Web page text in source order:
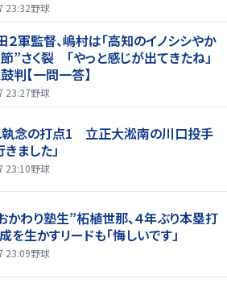
23:32野球
２軍監督、嶋村は「高知のイノシシやか
”さく裂 「やっと感じが出てきたね」
判【一問一答】
23:27野球
念の打点1 立正大淞南の川口投手
きました」
23:10野球
かわり塾生”柘植世那、４年ぶり本塁打
を生かすリードも「悔しいです」
23:09野球